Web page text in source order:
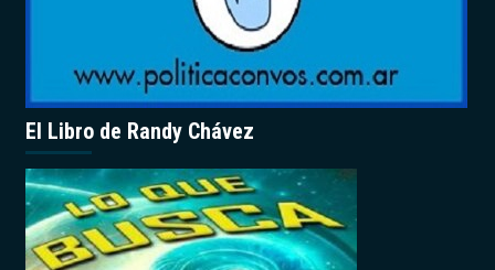
El Libro de Randy Chávez